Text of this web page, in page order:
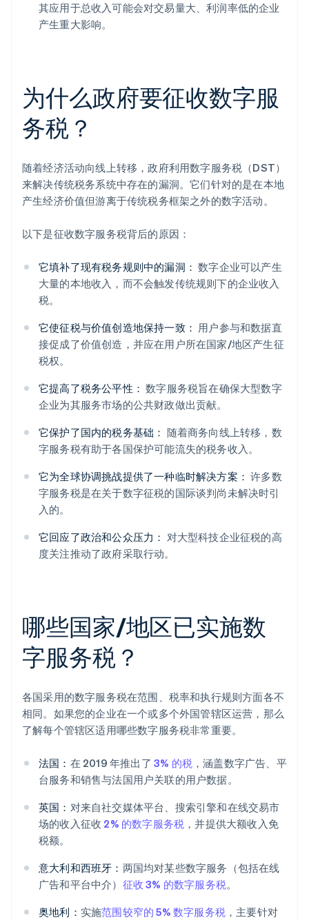
其应用于总收入可能会对交易量大、利润率低的企业
产生重大影响。
为什么政府要征收数字服
务税？
随着经济活动向线上转移，政府利用数字服务税（DST）
来解决传统税务系统中存在的漏洞。它们针对的是在本地
产生经济价值但游离于传统税务框架之外的数字活动。
以下是征收数字服务税背后的原因：
它填补了现有税务规则中的漏洞： 数字企业可以产生
大量的本地收入，而不会触发传统规则下的企业收入
税。
它使征税与价值创造地保持一致： 用户参与和数据直
接促成了价值创造，并应在用户所在国家/地区产生征
税权。
它提高了税务公平性： 数字服务税旨在确保大型数字
企业为其服务市场的公共财政做出贡献。
它保护了国内的税务基础： 随着商务向线上转移，数
字服务税有助于各国保护可能流失的税务收入。
它为全球协调挑战提供了一种临时解决方案： 许多数
字服务税是在关于数字征税的国际谈判尚未解决时引
入的。
它回应了政治和公众压力： 对大型科技企业征税的高
度关注推动了政府采取行动。
哪些国家/地区已实施数
字服务税？
各国采用的数字服务税在范围、税率和执行规则方面各不
相同。如果您的企业在一个或多个外国管辖区运营，那么
了解每个管辖区适用哪些数字服务税非常重要。
法国： 在 2019 年推出了3% 的税 ，涵盖数字广告、平
台服务和销售与法国用户关联的用户数据。
英国： 对来自社交媒体平台、搜索引擎和在线交易市
场的收入征收 2% 的数字服务税 ，并提供大额收入免
税额。
意大利和西班牙： 两国均对某些数字服务（包括在线
广告和平台中介） 征收 3% 的数字服务税。
奥地利： 实施范围较窄的 5% 数字服务税 ，主要针对